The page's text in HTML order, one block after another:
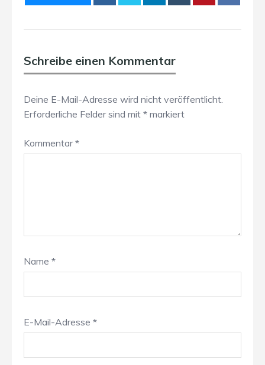
Schreibe einen Kommentar
Deine E-Mail-Adresse wird nicht veröffentlicht.
Erforderliche Felder sind mit * markiert
Kommentar*
Name *
E-Mail-Adresse *